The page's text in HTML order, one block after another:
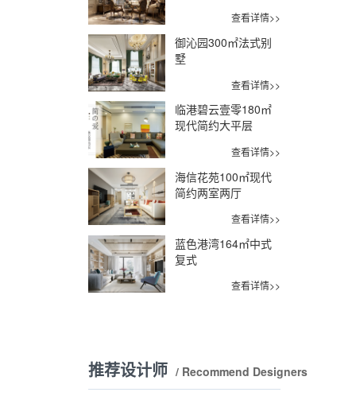
查看详情>>
御沁园300㎡法式别
墅
查看详情>>
临港碧云壹零180㎡
现代简约大平层
查看详情>>
海信花苑100㎡现代
简约两室两厅
查看详情>>
蓝色港湾164㎡中式
复式
查看详情>>
推荐设计师 / Recommend Designers